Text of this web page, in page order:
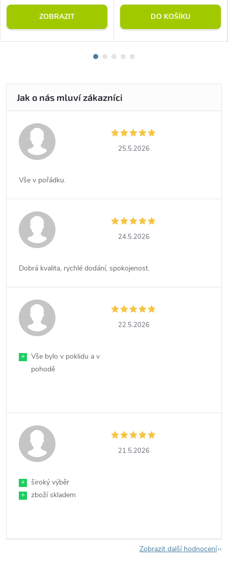
ZOBRAZIT DO KOŠÍKU
25.5.2026
Vše v pořádku.
24.5.2026
Dobrá kvalita, rychlé dodání, spokojenost.
22.5.2026
+
Vše bylo v poklidu a v
pohodě
21.5.2026
+
široký výběr
+
zboží skladem
Zobrazit další hodnocení